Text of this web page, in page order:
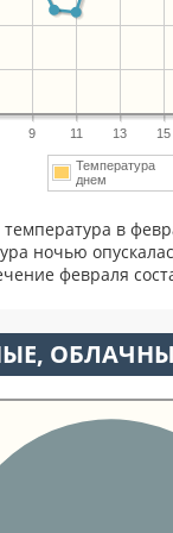
9 11 13 15
Температура
днем
в
ночью
февраля